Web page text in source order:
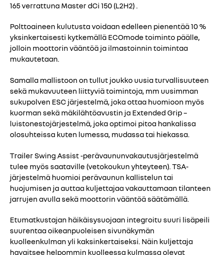
165 verrattuna Master dCi 150 (L2H2) .
Polttoaineen kulutusta voidaan edelleen pienentää 10 %
yksinkertaisesti kytkemällä ECOmode toiminto päälle,
jolloin moottorin vääntöä ja ilmastoinnin toimintaa
mukautetaan.
Samalla mallistoon on tullut joukko uusia turvallisuuteen
sekä mukavuuteen liittyviä toimintoja, mm uusimman
sukupolven ESC järjestelmä, joka ottaa huomioon myös
kuorman sekä mäkilähtöavustin ja Extended Grip –
luistonestojärjestelmä, joka optimoi pitoa hankalissa
olosuhteissa kuten lumessa, mudassa tai hiekassa.
Trailer Swing Assist -perävaununvakautusjärjestelmä
tulee myös saataville (vetokoukun yhteyteen). TSA-
järjestelmä huomioi perävaunun kallistelun tai
huojumisen ja auttaa kuljettajaa vakauttamaan tilanteen
jarrujen avulla sekä moottorin vääntöä säätämällä.
Etumatkustajan häikäisysuojaan integroitu suuri lisäpeili
suurentaa oikeanpuoleisen sivunäkymän
kuolleenkulman yli kaksinkertaiseksi. Näin kuljettaja
havaitsee helpommin kuolleessa kulmassa olevat